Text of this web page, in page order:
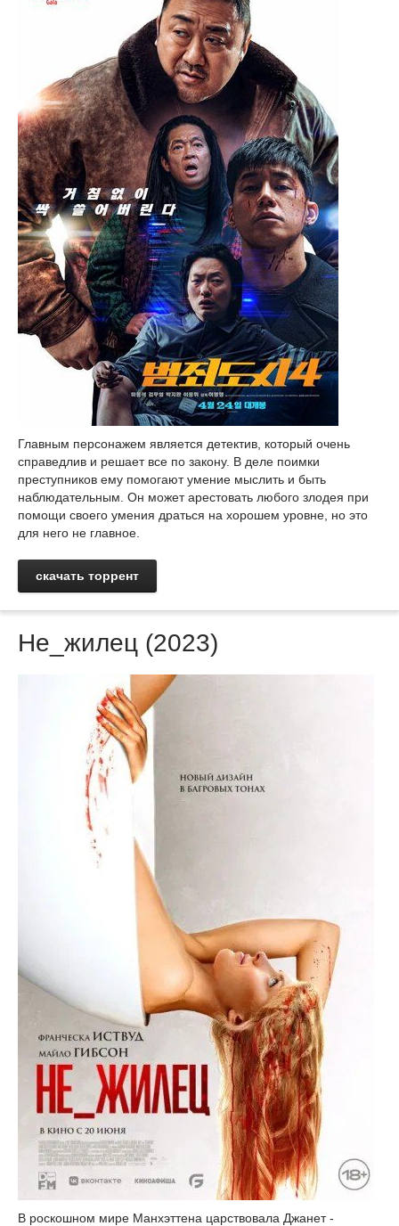
Главным персонажем является детектив, который очень
справедлив и решает все по закону. В деле поимки
преступников ему помогают умение мыслить и быть
наблюдательным. Он может арестовать любого злодея при
помощи своего умения драться на хорошем уровне, но это
для него не главное.
скачать торрент
Не_жилец (2023)
В роскошном мире Манхэттена царствовала Джанет -